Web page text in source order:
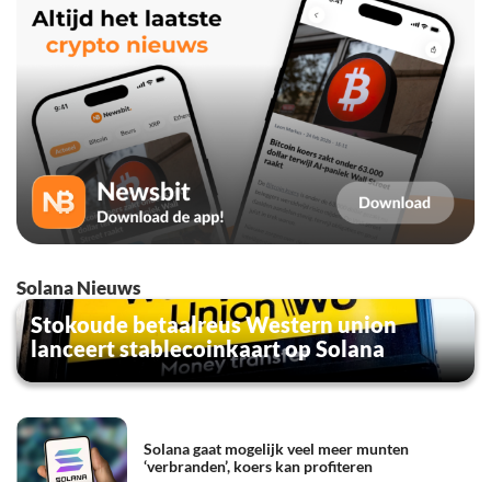
Solana Nieuws
Stokoude betaalreus Western union
lanceert stablecoinkaart op Solana
Solana gaat mogelijk veel meer munten
‘verbranden’, koers kan profiteren